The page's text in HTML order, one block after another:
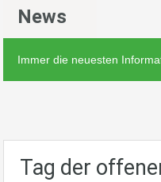
News
Immer die neuesten
Tag der